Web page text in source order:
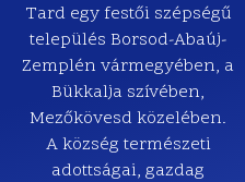
Tard egy festői szépségű
település Borsod-Abaúj-
Zemplén vármegyében, a
Bükkalja szívében,
Mezőkövesd közelében.
A község természeti
adottságai, gazdag